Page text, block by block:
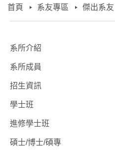
首頁 系友專區 傑出系友
:::
系所介紹
系所成員
招生資訊
學士班⠀⠀
進修學士班
碩士/博士/碩專